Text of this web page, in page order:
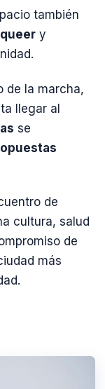
también
y
de la marcha,
llegar al
se
de
cultura, salud
de
más